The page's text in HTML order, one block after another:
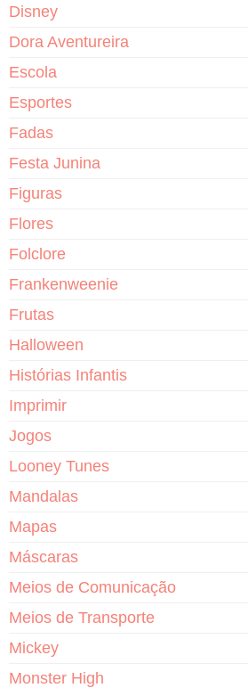
Disney
Dora Aventureira
Escola
Esportes
Fadas
Festa Junina
Figuras
Flores
Folclore
Frankenweenie
Frutas
Halloween
Histórias Infantis
Imprimir
Jogos
Looney Tunes
Mandalas
Mapas
Máscaras
Meios de Comunicação
Meios de Transporte
Mickey
Monster High